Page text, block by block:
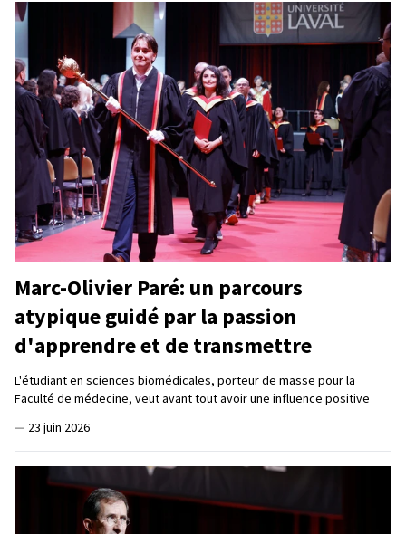
Marc-Olivier Paré: un parcours
atypique guidé par la passion
d'apprendre et de transmettre
L'étudiant en sciences biomédicales, porteur de masse pour la
Faculté de médecine, veut avant tout avoir une influence positive
— 23 juin 2026